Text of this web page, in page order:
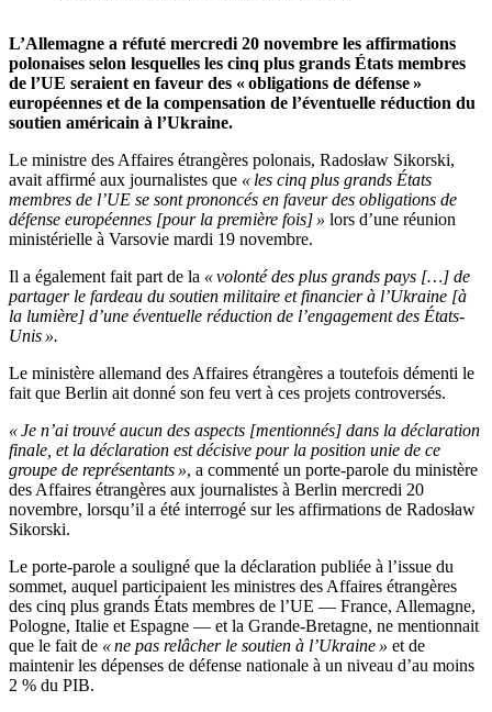
L’Allemagne a réfuté mercredi 20 novembre les affirmations
polonaises selon lesquelles les cinq plus grands États membres
de l’UE seraient en faveur des « obligations de défense »
européennes et de la compensation de l’éventuelle réduction du
soutien américain à l’Ukraine.
Le ministre des Affaires étrangères polonais, Radosław Sikorski,
avait affirmé aux journalistes que « les cinq plus grands États
membres de l’UE se sont prononcés en faveur des obligations de
défense européennes [pour la première fois] » lors d’une réunion
ministérielle à Varsovie mardi 19 novembre.
Il a également fait part de la « volonté des plus grands pays […] de
partager le fardeau du soutien militaire et financier à l’Ukraine [à
la lumière] d’une éventuelle réduction de l’engagement des États-
Unis ».
Le ministère allemand des Affaires étrangères a toutefois démenti le
fait que Berlin ait donné son feu vert à ces projets controversés.
« Je n’ai trouvé aucun des aspects [mentionnés] dans la déclaration
finale, et la déclaration est décisive pour la position unie de ce
groupe de représentants », a commenté un porte-parole du ministère
des Affaires étrangères aux journalistes à Berlin mercredi 20
novembre, lorsqu’il a été interrogé sur les affirmations de Radosław
Sikorski.
Le porte-parole a souligné que la déclaration publiée à l’issue du
sommet, auquel participaient les ministres des Affaires étrangères
des cinq plus grands États membres de l’UE — France, Allemagne,
Pologne, Italie et Espagne — et la Grande-Bretagne, ne mentionnait
que le fait de « ne pas relâcher le soutien à l’Ukraine » et de
maintenir les dépenses de défense nationale à un niveau d’au moins
2 % du PIB.